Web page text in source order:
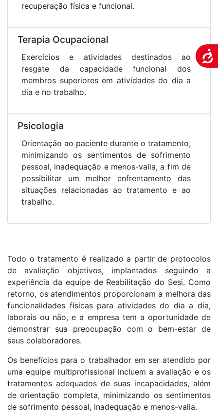
recuperação física e funcional.
Terapia Ocupacional
Exercícios e atividades destinados ao
resgate da capacidade funcional dos
membros superiores em atividades do dia a
dia e no trabalho.
Psicologia
Orientação ao paciente durante o tratamento,
minimizando os sentimentos de sofrimento
pessoal, inadequação e menos-valia, a fim de
possibilitar um melhor enfrentamento das
situações relacionadas ao tratamento e ao
trabalho.
Todo o tratamento é realizado a partir de protocolos
de avaliação objetivos, implantados seguindo a
experiência da equipe de Reabilitação do Sesi. Como
retorno, os atendimentos proporcionam a melhora das
funcionalidades físicas para atividades do dia a dia,
laborais ou não, e a empresa tem a oportunidade de
demonstrar sua preocupação com o bem-estar de
seus colaboradores.
Os benefícios para o trabalhador em ser atendido por
uma equipe multiprofissional incluem a avaliação e os
tratamentos adequados de suas incapacidades, além
de orientação completa, minimizando os sentimentos
de sofrimento pessoal, inadequação e menos-valia.